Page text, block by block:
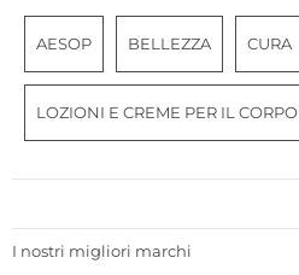
AESOP BELLEZZA CURA
LOZIONI E CREME PER IL CORPO
I nostri migliori marchi